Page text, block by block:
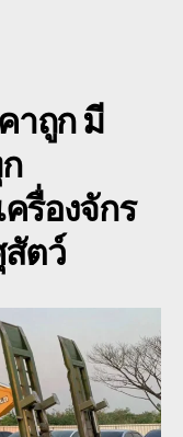
เชีย
าถูก มี
รื่องจักร
ตว์